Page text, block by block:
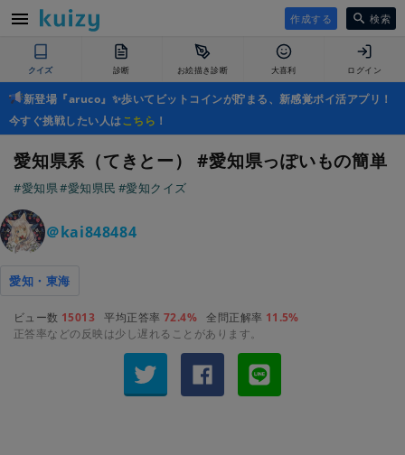
作成する 検索
クイズ 診断 お絵描き診断 大喜利 ログイン
新登場『aruco』✨歩いてビットコインが貯まる、新感覚ポイ活アプリ！
今すぐ挑戦したい人はこちら ！
愛知県系（てきとー） #愛知県っぽいもの簡単
#愛知県#愛知県民 #愛知クイズ
＠kai848484
愛知・東海
ビュー数 15013 平均正答率 72.4% 全問正解率 11.5%
正答率などの反映は少し遅れることがあります。